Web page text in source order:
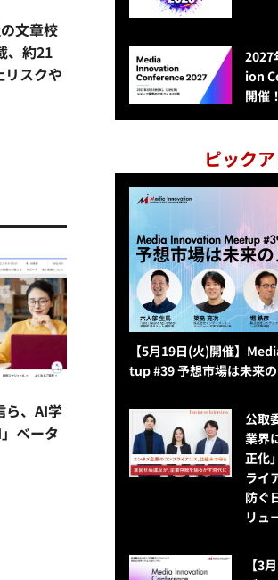
文章校
、約21
スクや
ら、AI学
ベータ
ion
開催
ピック
【5月19日(火)開催】
tup #39 予想市場は未来
公​​取
業界
正化
ライ
防ぐ
リュ
【3